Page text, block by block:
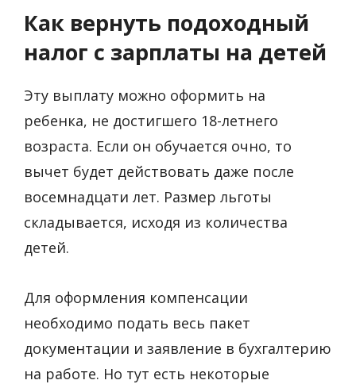
Как вернуть подоходный
налог с зарплаты на детей
Эту выплату можно оформить на
ребенка, не достигшего 18-летнего
возраста. Если он обучается очно, то
вычет будет действовать даже после
восемнадцати лет. Размер льготы
складывается, исходя из количества
детей.
Для оформления компенсации
необходимо подать весь пакет
документации и заявление в бухгалтерию
на работе. Но тут есть некоторые